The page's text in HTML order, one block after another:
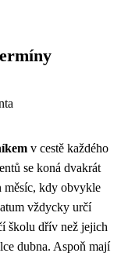
v cestě každého
se koná dvakrát
měsíc, kdy obvykle
vždycky určí
školu dřív než jejich
dubna. Aspoň mají